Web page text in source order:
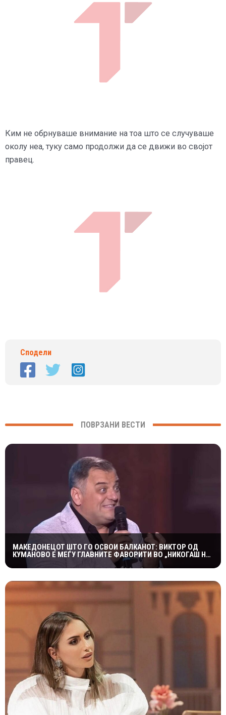
Ким не обрнуваше внимание на тоа што се случуваше
околу неа, туку само продолжи да се движи во својот
правец.
Сподели
ПОВРЗАНИ ВЕСТИ
МАКЕДОНЕЦОТ ШТО ГО ОСВОИ БАЛКАНОТ: ВИКТОР ОД
КУМАНОВО Е МЕЃУ ГЛАВНИТЕ ФАВОРИТИ ВО „НИКОГАШ НЕ
Е ДОЦНА”